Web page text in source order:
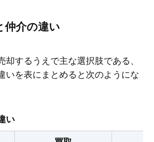
仲介の違い
却するうえで主な選択肢である、
いを表にまとめると次のようにな
い